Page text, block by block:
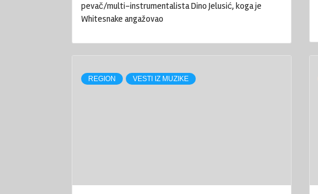
pevač/multi-instrumentalista Dino Jelusić, koga je
Whitesnake angažovao
REGION VESTI IZ MUZIKE